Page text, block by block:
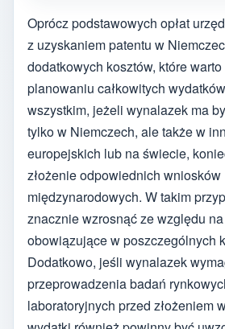
Oprócz podstawowych opłat
z uzyskaniem patentu w
dodatkowych kosztów, które
planowaniu całkowitych
wszystkim, jeżeli wynalazek ma
tylko w Niemczech, ale także w
europejskich lub na świecie,
złożenie odpowiednich wniosków
międzynarodowych. W takim
znacznie wzrosnąć ze względu
obowiązujące w poszczególnych
Dodatkowo, jeśli wynalazek
przeprowadzenia badań
laboratoryjnych przed złożeniem